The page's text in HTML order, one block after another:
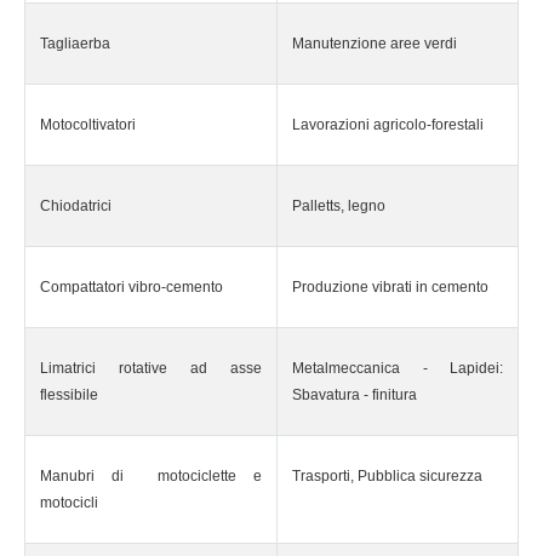
Tagliaerba Manutenzione aree verdi
Motocoltivatori Lavorazioni agricolo-forestali
Chiodatrici Palletts, legno
Compattatori vibro-cemento Produzione vibrati in cemento
Limatrici rotative ad asse
flessibile
Metalmeccanica - Lapidei:
Sbavatura - finitura
Manubri di motociclette e
motocicli
Trasporti, Pubblica sicurezza